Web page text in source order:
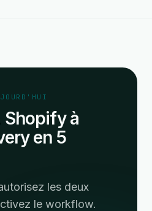
Shopify à
en 5
les deux
le workflow.